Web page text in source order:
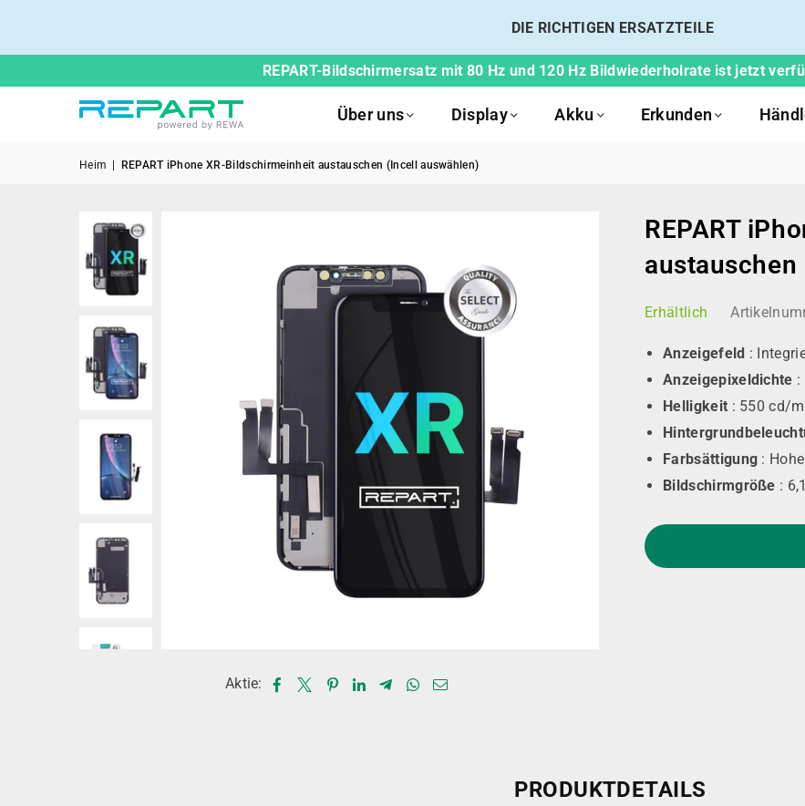
DIE RICHTIGEN ERSATZTEILE
REPART-Bildschirmersatz mit 80 Hz und 120 Hz Bildwiederholrate ist jetzt
Über uns Display Akku Erkunden
Heim REPART iPhone XR-Bildschirmeinheit austauschen (Incell auswählen)
Aktie:
REPART
Erhältlich
Anzeigefeld :
Anzeigepixeldichte :
Helligkeit : 550 cd/
Farbsättigung :
Bildschirmgröße :
PRODUKTDETAILS